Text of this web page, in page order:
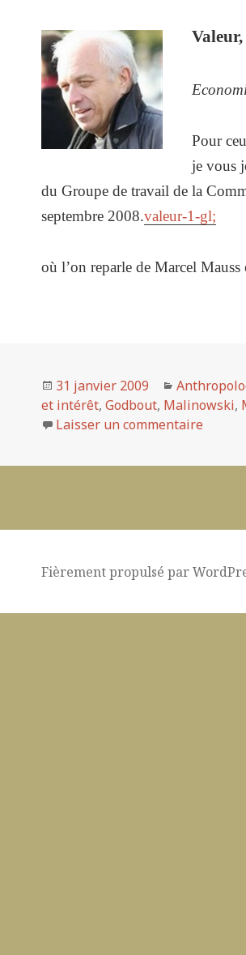
Pour
je vous
du Groupe de travail de la
septembre 2008.valeur-1-gl;
où l’on reparle de Marcel
Publié
le
31 janvier 2009 Catégories
et intérêt,Godbout, Malinowski,
Laisser un commentaire
Fièrement propulsé par